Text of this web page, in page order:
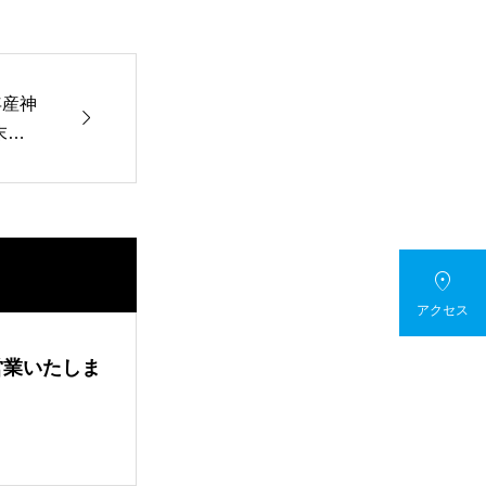
神
か

いたしま

アクセス